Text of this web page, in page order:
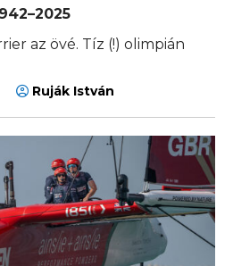
az övé. Tíz (!) olimpián
Ruják István